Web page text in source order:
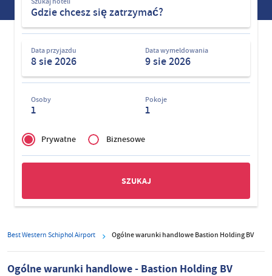
hoteli
Data przyjazdu Data wymeldowania
Osoby
1
Pokoje
1
of
Zakelijk
Prywatne Biznesowe
Best Western Schiphol Airport Ogólne warunki handlowe Bastion Holding BV
Ogólne warunki handlowe - Bastion Holding BV